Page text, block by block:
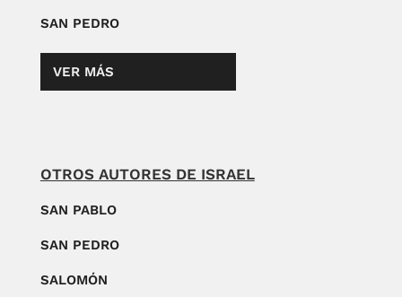
SAN PEDRO
VER MÁS
OTROS AUTORES DE ISRAEL
SAN PABLO
SAN PEDRO
SALOMÓN